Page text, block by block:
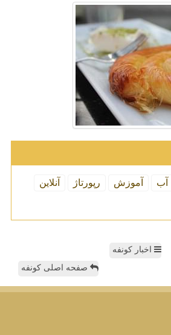
آب آموزش رپورتاژ
آنلاین
اخبار کونفه
صفحه اصلی کونفه